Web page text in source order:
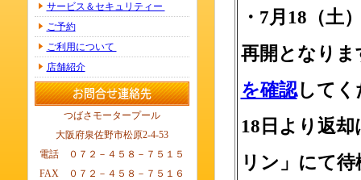
・7月18（土
再開となり
を確認してく
18日より返
リン」にて
サービス＆セキュリティー
ご予約
ご利用について
店舗紹介
つばさモータープール
大阪府泉佐野市松原2-4-53
電話 ０７２－４５８－７５１５
FAX ０７２－４５８－７５１６